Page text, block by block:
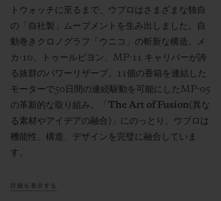
トウォッチに至るまで、ウブロはさまざまな独自
の「自社製」ムーブメントを生み出しました。自
動巻きクロノグラフ「ウニコ」の斬新な構造。メ
カ -10 、トゥールビヨン、 MP-11 キャリバーが誇
る抜群のパワーリザーブ。 11個の香箱を連結した
モーターで50 日間の連続駆動を可能にしたMP-05
の革新的な取り組み。「 The Art of Fusion(異な
る素材やアイデアの融合) 」にのっとり、ウブロは
機能性、構造、デザインを完璧に融合していま
す。
詳細を表示する